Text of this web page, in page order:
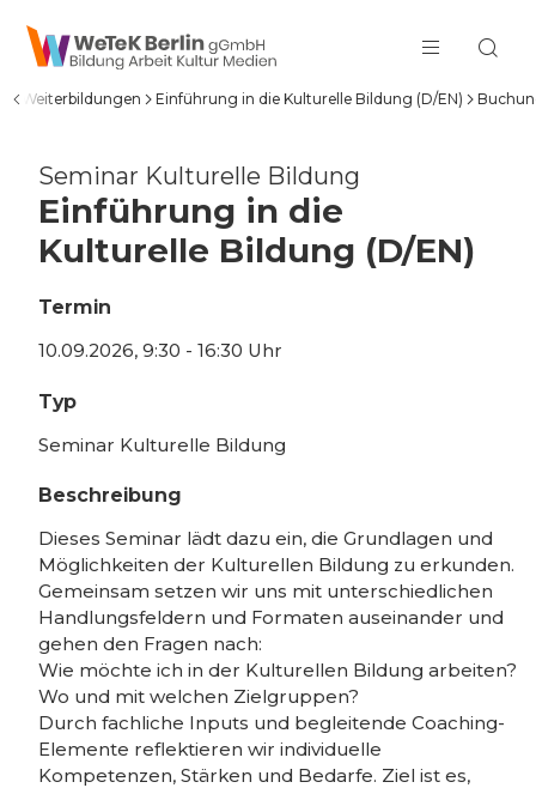
zum Inhalt springen
Weiterbildungen Einführung in die Kulturelle Bildung (D/EN)
Seminar Kulturelle Bildung
Einführung in die
Kulturelle Bildung (D/EN)
Termin
10.09.2026, 9:30 - 16:30 Uhr
Typ
Seminar Kulturelle Bildung
Beschreibung
Dieses Seminar lädt dazu ein, die Grundlagen und
Möglichkeiten der Kulturellen Bildung zu erkunden.
Gemeinsam setzen wir uns mit unterschiedlichen
Handlungsfeldern und Formaten auseinander und
gehen den Fragen nach:
Wie möchte ich in der Kulturellen Bildung arbeiten?
Wo und mit welchen Zielgruppen?
Durch fachliche Inputs und begleitende Coaching-
Elemente reflektieren wir individuelle
Kompetenzen, Stärken und Bedarfe. Ziel ist es,